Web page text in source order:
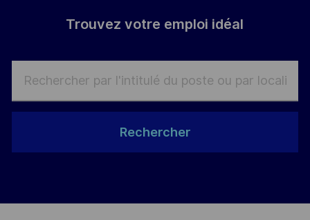
Trouvez votre emploi idéal
Rechercher